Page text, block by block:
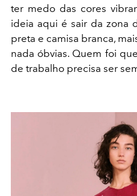
ter medo das cores
ideia aqui é sair da zona
preta e camisa branca,
nada óbvias. Quem foi
de trabalho precisa ser